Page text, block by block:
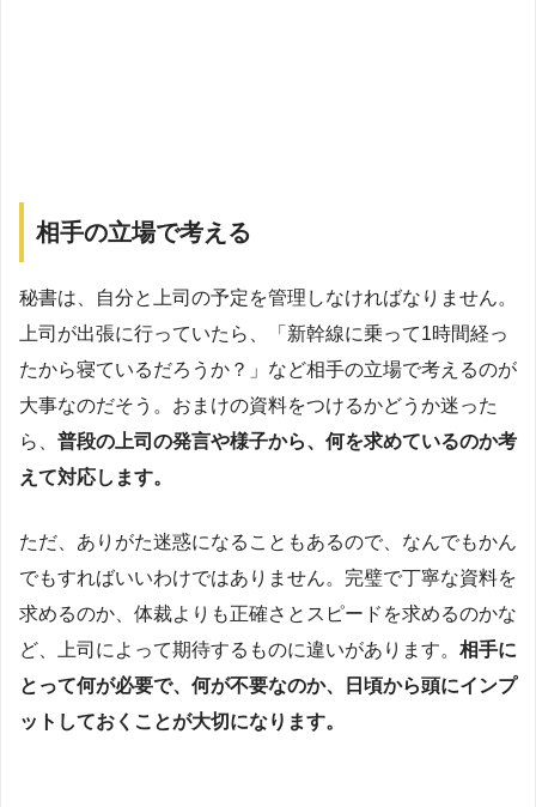
相手の立場で考える
秘書は、自分と上司の予定を管理しなければなりません。
上司が出張に行っていたら、「新幹線に乗って1時間経っ
たから寝ているだろうか？」など相手の立場で考えるのが
大事なのだそう。おまけの資料をつけるかどうか迷った
ら、 普段の上司の発言や様子から、何を求めているのか考
えて対応します。
ただ、ありがた迷惑になることもあるので、なんでもかん
でもすればいいわけではありません。完璧で丁寧な資料を
求めるのか、体裁よりも正確さとスピードを求めるのかな
ど、上司によって期待するものに違いがあります。 相手に
とって何が必要で、何が不要なのか、日頃から頭にインプ
ットしておくことが大切になります。